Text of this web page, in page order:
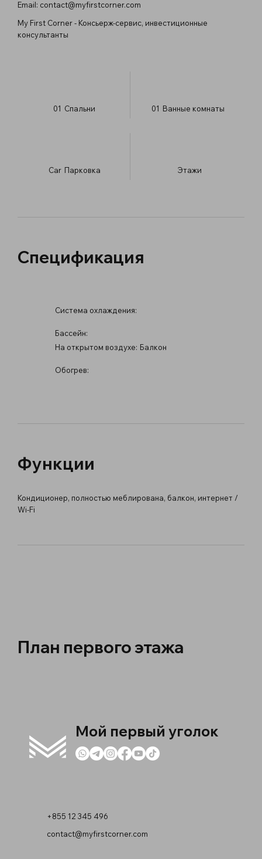
Email: contact@myfirstcorner.com
My First Corner - Консьерж-сервис, инвестиционные
консультанты
01 Спальни 01 Ванные комнаты
Car Парковка ​Этажи
Спецификация
Система охлаждения:
Бассейн:
На открытом воздухе: Балкон
Обогрев:
Функции
Кондиционер, полностью меблирована, балкон, интернет /
Wi-Fi
План первого этажа
Мой первый уголок
+855 12 345 496
contact@myfirstcorner.com